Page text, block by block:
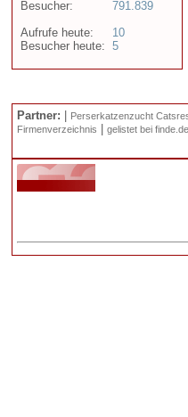
Besucher:
Aufrufe heute:
Besucher heute:
791.839
10
5
Partner: Perserkatzenzucht
Firmenverzeichnis
gelistet bei finde.de